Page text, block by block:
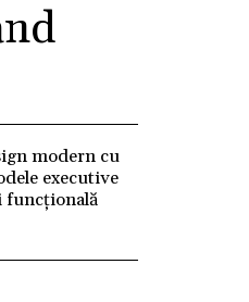
modern cu
executive
funcțională